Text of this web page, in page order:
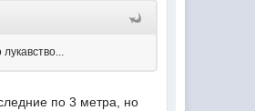
по 3 метра, но